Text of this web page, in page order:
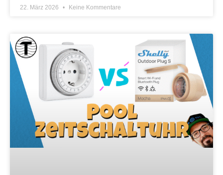
22. März 2026 Keine Kommentare